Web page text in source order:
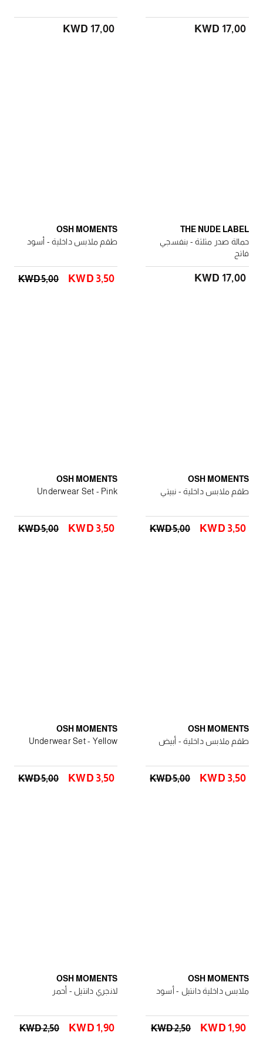
KWD 17٫00 KWD 17٫00
THE NUDE LABEL
حمالة صدر مثلثة - بنفسجي
فاتح
KWD 17٫00
OSH MOMENTS
طقم ملابس داخلية - أسود
KWD 3٫50 KWD 5٫00
OSH MOMENTS
طقم ملابس داخلية - نبيتي
KWD 3٫50 KWD 5٫00
OSH MOMENTS
Underwear Set - Pink
KWD 3٫50 KWD 5٫00
OSH MOMENTS
طقم ملابس داخلية - أبيض
KWD 3٫50 KWD 5٫00
OSH MOMENTS
Underwear Set - Yellow
KWD 3٫50 KWD 5٫00
OSH MOMENTS
ملابس داخلية دانتيل - أسود
KWD 1٫90 KWD 2٫50
OSH MOMENTS
لانجري دانتيل - أحمر
KWD 1٫90 KWD 2٫50